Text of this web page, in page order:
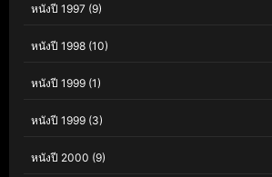
หนังปี 1997 (9)
หนังปี 1998 (10)
หนังปี 1999 (1)
หนังปี 1999 (3)
หนังปี 2000 (9)